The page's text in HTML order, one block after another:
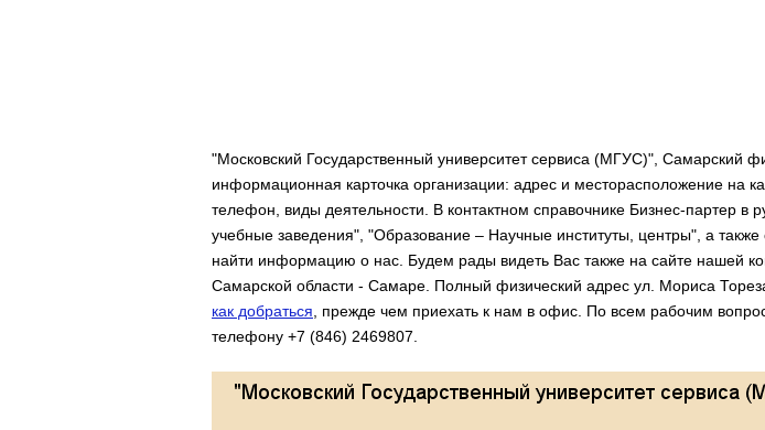
"Московский Государственный университет сервиса (МГУС)", Самарский
информационная карточка организации: адрес и месторасположение на
телефон, виды деятельности. В контактном справочнике Бизнес-партер в
учебные заведения", "Образование – Научные институты, центры", а
найти информацию о нас. Будем рады видеть Вас также на сайте нашей
Самарской области - Самаре. Полный физический адрес ул. Мориса
как добраться , прежде чем приехать к нам в офис. По всем рабочим
телефону +7 (846) 2469807.